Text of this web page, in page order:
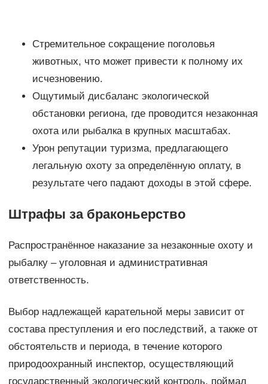
Стремительное сокращение поголовья
животных, что может привести к полному их
исчезновению.
Ощутимый дисбаланс экологической
обстановки региона, где проводится незаконная
охота или рыбалка в крупных масштабах.
Урон репутации туризма, предлагающего
легальную охоту за определённую оплату, в
результате чего падают доходы в этой сфере.
Штрафы за браконьерство
Распространённое наказание за незаконные охоту и
рыбалку – уголовная и административная
ответственность.
Выбор надлежащей карательной меры зависит от
состава преступления и его последствий, а также от
обстоятельств и периода, в течение которого
природоохранный инспектор, осуществляющий
государственный экологический контроль, поймал